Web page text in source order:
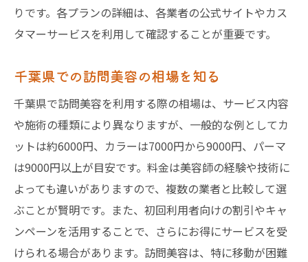
りです。各プランの詳細は、各業者の公式サイトやカス
タマーサービスを利用して確認することが重要です。
千葉県での訪問美容の相場を知る
千葉県で訪問美容を利用する際の相場は、サービス内容
や施術の種類により異なりますが、一般的な例としてカ
ットは約6000円、カラーは7000円から9000円、パーマ
は9000円以上が目安です。料金は美容師の経験や技術に
よっても違いがありますので、複数の業者と比較して選
ぶことが賢明です。また、初回利用者向けの割引やキャ
ンペーンを活用することで、さらにお得にサービスを受
けられる場合があります。訪問美容は、特に移動が困難